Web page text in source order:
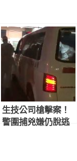
生技公司槍擊案！
警圍捕兇嫌仍脫逃